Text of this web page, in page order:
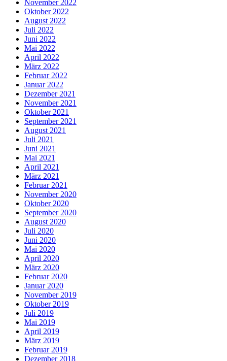
November 2022
Oktober 2022
August 2022
Juli 2022
Juni 2022
Mai 2022
April 2022
März 2022
Februar 2022
Januar 2022
Dezember 2021
November 2021
Oktober 2021
September 2021
August 2021
Juli 2021
Juni 2021
Mai 2021
April 2021
März 2021
Februar 2021
November 2020
Oktober 2020
September 2020
August 2020
Juli 2020
Juni 2020
Mai 2020
April 2020
März 2020
Februar 2020
Januar 2020
November 2019
Oktober 2019
Juli 2019
Mai 2019
April 2019
März 2019
Februar 2019
Dezember 2018